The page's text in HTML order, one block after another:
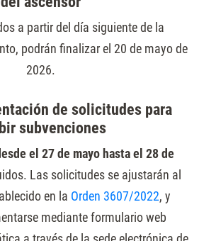
a partir del día siguiente de la
podrán finalizar el 20 de mayo de
2026.
de solicitudes para
subvenciones
el 27 de mayo hasta el 28 de
Las solicitudes se ajustarán al
en la Orden 3607/2022, y
mediante formulario web